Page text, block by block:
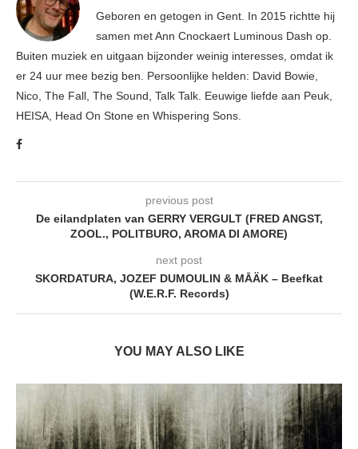
Geboren en getogen in Gent. In 2015 richtte hij
samen met Ann Cnockaert Luminous Dash op.
Buiten muziek en uitgaan bijzonder weinig interesses, omdat ik
er 24 uur mee bezig ben. Persoonlijke helden: David Bowie,
Nico, The Fall, The Sound, Talk Talk. Eeuwige liefde aan Peuk,
HEISA, Head On Stone en Whispering Sons.
previous post
De eilandplaten van GERRY VERGULT (FRED ANGST,
ZOOL., POLITBURO, AROMA DI AMORE)
next post
SKORDATURA, JOZEF DUMOULIN & MĀÄK – Beefkat
(W.E.R.F. Records)
YOU MAY ALSO LIKE